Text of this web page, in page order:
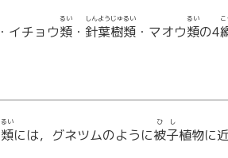
・イチョウ類
るい
・ 針葉樹類
しんようじゅるい
・マオウ類
るい
の4
こ
類
るい
には，グネツムのように被子
ひし
植物に